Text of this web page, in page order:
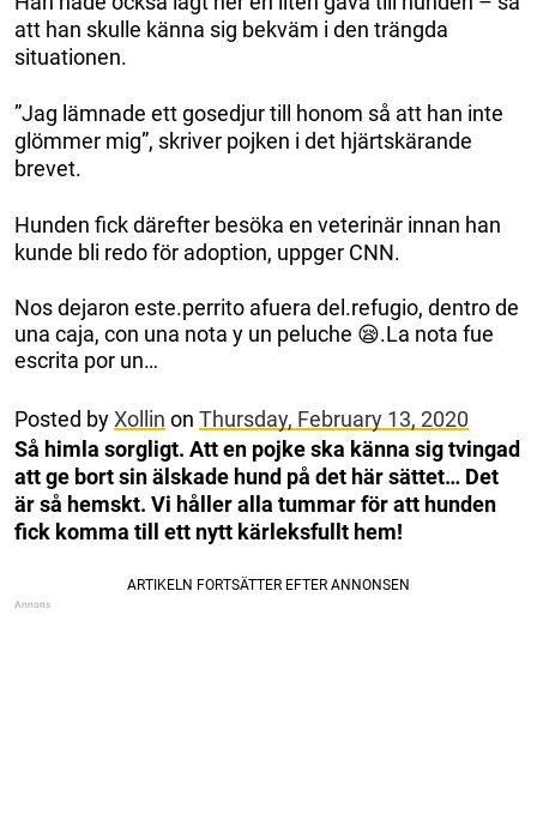
att han skulle känna sig bekväm i den trängda
situationen.
”Jag lämnade ett gosedjur till honom så att han inte
glömmer mig”, skriver pojken i det hjärtskärande
brevet.
Hunden fick därefter besöka en veterinär innan han
kunde bli redo för adoption, uppger CNN.
Nos dejaron este.perrito afuera del.refugio, dentro de
una caja, con una nota y un peluche 😪.La nota fue
escrita por un…
Posted byXollin on Thursday, February 13, 2020
Så himla sorgligt. Att en pojke ska känna sig tvingad
att ge bort sin älskade hund på det här sättet… Det
är så hemskt. Vi håller alla tummar för att hunden
fick komma till ett nytt kärleksfullt hem!